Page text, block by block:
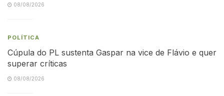
08/08/2026
POLÍTICA
Cúpula do PL sustenta Gaspar na vice de Flávio e quer
superar críticas
08/08/2026